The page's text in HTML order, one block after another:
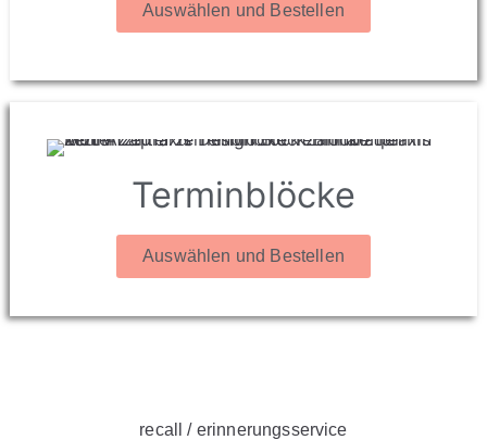
Auswählen und Bestellen
Terminblöcke
Auswählen und Bestellen
recall / erinnerungsservice